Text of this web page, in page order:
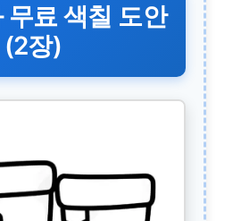
무료 색칠 도안
(2장)